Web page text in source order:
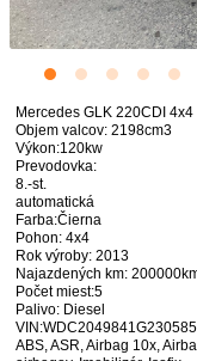
Mercedes GLK 220CDI 4x4
Objem valcov: 2198cm3
Výkon:120kw
Prevodovka:
8.-st.
automatická
Farba:Čierna
Pohon: 4x4
Rok výroby: 2013
Najazdených km:
Počet miest:5
Palivo: Diesel
VIN:WDC2049841G230585
ABS, ASR, Airbag 10x,